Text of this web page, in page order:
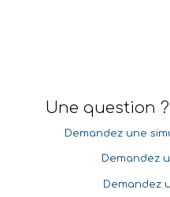
Une question
Demandez une
Demandez
Demandez